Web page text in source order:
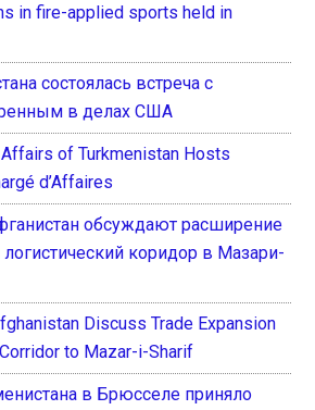
in fire-applied sports held in
состоялась встреча с
в делах США
of Turkmenistan Hosts
d’Affaires
обсуждают расширение
коридор в Мазари-
Discuss Trade Expansion
to Mazar-i-Sharif
в Брюсселе приняло